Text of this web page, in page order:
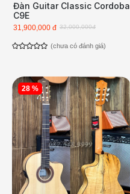
Đàn Guitar Classic Cordoba
C9E
32,000,000đ
31,900,000 đ
(chưa có đánh giá)
28 %